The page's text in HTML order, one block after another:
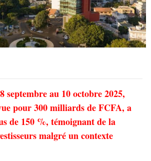
septembre au 10 octobre 2025,
pour 300 milliards de FCFA, a
de 150 %, témoignant de la
malgré un contexte